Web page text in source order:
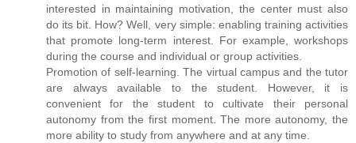
interested in maintaining motivation, the center must also
do its bit. How? Well, very simple: enabling training activities
that promote long-term interest. For example, workshops
during the course and individual or group activities.
Promotion of self-learning. The virtual campus and the tutor
are always available to the student. However, it is
convenient for the student to cultivate their personal
autonomy from the first moment. The more autonomy, the
more ability to study from anywhere and at any time.